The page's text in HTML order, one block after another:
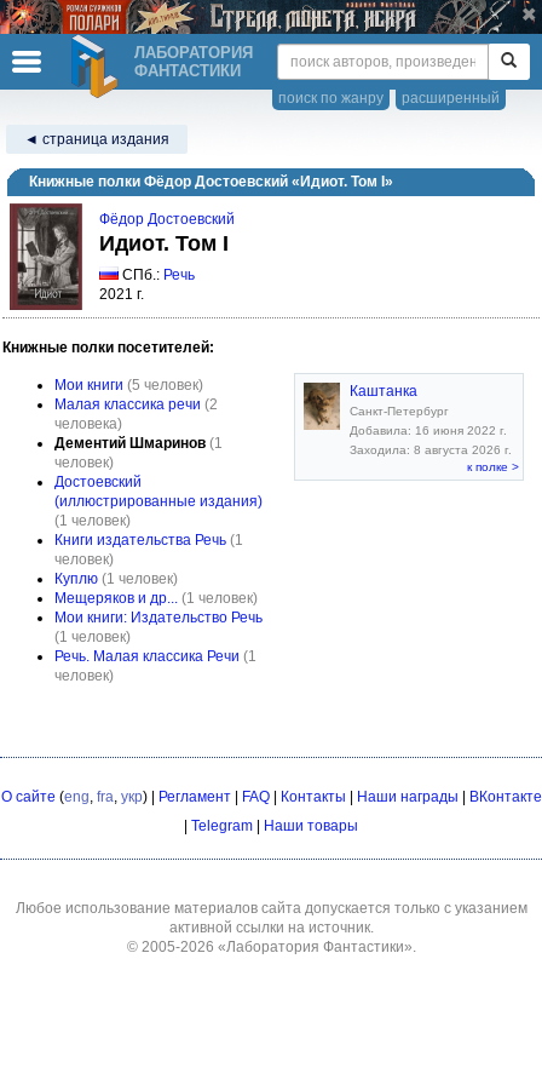
ЛАБОРАТОРИЯ
ФАНТАСТИКИ
расширенный
поиск по жанру
◄ страница издания
Книжные полки Фёдор Достоевский «Идиот. Том I»
Фёдор Достоевский
Идиот. Том I
СПб.: Речь
2021 г.
Книжные полки посетителей:
Мои книги (5 человек)
Малая классика речи (2
человека)
Дементий Шмаринов (1
человек)
Достоевский
(иллюстрированные издания)
(1 человек)
Книги издательства Речь (1
человек)
Куплю (1 человек)
Мещеряков и др... (1 человек)
Мои книги: Издательство Речь
(1 человек)
Речь. Малая классика Речи (1
человек)
Каштанка
Санкт-Петербург
Добавила: 16 июня 2022 г.
Заходила: 8 августа 2026 г.
к полке >
О сайте (eng, fra, укр) | Регламент| FAQ| Контакты Наши награды
ВКонтакте
Telegram Наши товары
Любое использование материалов сайта допускается только с указанием
активной ссылки на источник.
© 2005-2026 «Лаборатория Фантастики».